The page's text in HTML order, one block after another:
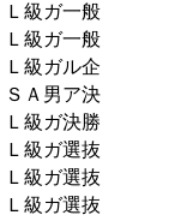
Ｌ級ガ一般
Ｌ級ガ一般
Ｌ級ガル企
ＳＡ男ア決
Ｌ級ガ決勝
Ｌ級ガ選抜
Ｌ級ガ選抜
Ｌ級ガ選抜